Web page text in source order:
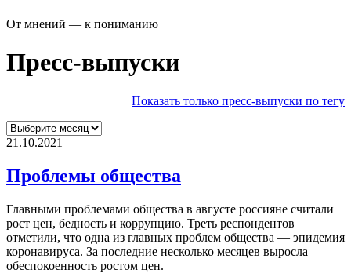
От мнений — к пониманию
Пресс-выпуски
Показать только пресс-выпуски по тегу
21.10.2021
Проблемы общества
Главными проблемами общества в августе россияне считали
рост цен, бедность и коррупцию. Треть респондентов
отметили, что одна из главных проблем общества — эпидемия
коронавируса. За последние несколько месяцев выросла
обеспокоенность ростом цен.